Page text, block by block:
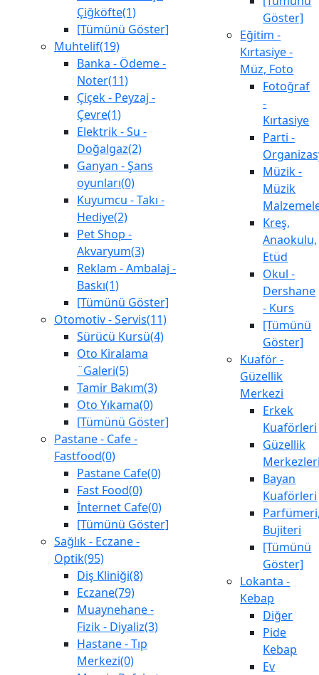
Çiğköfte(1)
[Tümünü Göster]
Muhtelif(19)
Banka - Ödeme -
Noter(11)
Çiçek - Peyzaj -
Çevre(1)
Elektrik - Su -
Doğalgaz(2)
Ganyan - Şans
oyunları(0)
Kuyumcu - Takı -
Hediye(2)
Pet Shop -
Akvaryum(3)
Reklam - Ambalaj -
Baskı(1)
[Tümünü Göster]
Otomotiv - Servis(11)
Sürücü Kursü(4)
Oto Kiralama
¨Galeri(5)
Tamir Bakım(3)
Oto Yıkama(0)
[Tümünü Göster]
Pastane - Cafe -
Fastfood(0)
Pastane Cafe(0)
Fast Food(0)
İnternet Cafe(0)
[Tümünü Göster]
Sağlık - Eczane -
Optik(95)
Diş Kliniği(8)
Eczane(79)
Muaynehane -
Fizik - Diyaliz(3)
Hastane - Tıp
Merkezi(0)
Göster]
Eğitim -
Kırtasiye -
Müz, Foto
Fotoğraf
-
Kırtasiye
Parti -
Müzik -
Müzik
Kreş,
Anaokulu,
Etüd
Okul -
Dershane
- Kurs
[Tümünü
Göster]
Kuaför -
Güzellik
Merkezi
Erkek
Kuaförleri
Güzellik
Bayan
Kuaförleri
Bujiteri
[Tümünü
Göster]
Lokanta -
Kebap
Diğer
Pide
Kebap
Ev